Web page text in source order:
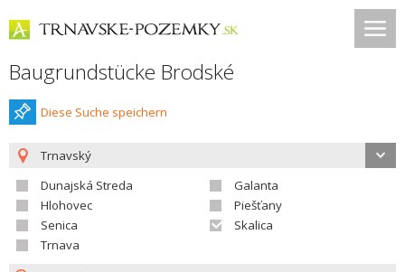
Baugrundstücke Brodské
Diese Suche speichern
Trnavský
Dunajská Streda
Galanta
Hlohovec
Piešťany
Senica
Skalica
Trnava